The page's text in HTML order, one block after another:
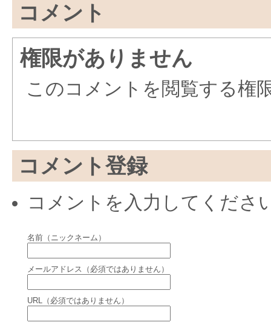
コメント
権限がありません
このコメントを閲覧する権
コメント登録
コメントを入力してくださ
名前（ニックネーム）
メールアドレス（必須ではありません）
URL（必須ではありません）